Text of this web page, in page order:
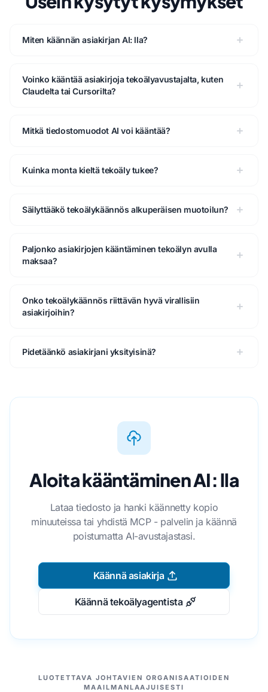
Miten käännän asiakirjan AI: lla?
Voinko kääntää asiakirjoja tekoälyavustajalta, kuten
Claudelta tai Cursorilta?
Mitkä tiedostomuodot AI voi kääntää?
Kuinka monta kieltä tekoäly tukee?
Säilyttääkö tekoälykäännös alkuperäisen muotoilun?
Paljonko asiakirjojen kääntäminen tekoälyn avulla
maksaa?
Onko tekoälykäännös riittävän hyvä virallisiin
asiakirjoihin?
Pidetäänkö asiakirjani yksityisinä?
Aloita kääntäminen AI: lla
Lataa tiedosto ja hanki käännetty kopio
minuuteissa tai yhdistä MCP - palvelin ja käännä
poistumatta AI-avustajastasi.
Käännä asiakirja
Käännä tekoälyagentista
MEIDÄN KUMPPANIMME
LUOTETTAVA JOHTAVIEN ORGANISAATIOIDEN
MAAILMANLAAJUISESTI